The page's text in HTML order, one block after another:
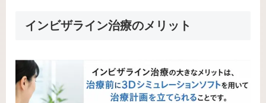
インビザライン治療のメリット